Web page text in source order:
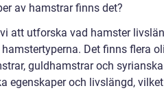
av hamstrar finns det?
att utforska vad hamster
Det finns flera
guldhamstrar och syrianska
egenskaper och livslängd,